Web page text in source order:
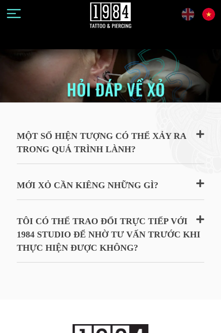
MỘT SỐ HIỆN TƯỢNG CÓ THỂ XẢY RA
TRONG QUÁ TRÌNH LÀNH?
MỚI XỎ CẦN KIÊNG NHỮNG GÌ?
TÔI CÓ THỂ TRAO ĐỔI TRỰC TIẾP VỚI
1984 STUDIO ĐỂ NHỜ TƯ VẤN TRƯỚC KHI
THỰC HIỆN ĐƯỢC KHÔNG?